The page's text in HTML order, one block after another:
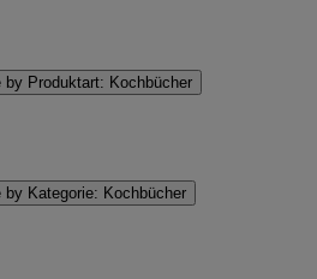
by Produktart: Kochbücher
by Kategorie: Kochbücher